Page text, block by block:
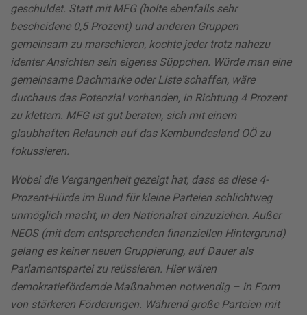
geschuldet. Statt mit MFG (holte ebenfalls sehr
bescheidene 0,5 Prozent) und anderen Gruppen
gemeinsam zu marschieren, kochte jeder trotz nahezu
identer Ansichten sein eigenes Süppchen. Würde man eine
gemeinsame Dachmarke oder Liste schaffen, wäre
durchaus das Potenzial vorhanden, in Richtung 4 Prozent
zu klettern. MFG ist gut beraten, sich mit einem
glaubhaften Relaunch auf das Kernbundesland OÖ zu
fokussieren.
Wobei die Vergangenheit gezeigt hat, dass es diese 4-
Prozent-Hürde im Bund für kleine Parteien schlichtweg
unmöglich macht, in den Nationalrat einzuziehen. Außer
NEOS (mit dem entsprechenden finanziellen Hintergrund)
gelang es keiner neuen Gruppierung, auf Dauer als
Parlamentspartei zu reüssieren. Hier wären
demokratiefördernde Maßnahmen notwendig – in Form
von stärkeren Förderungen. Während große Parteien mit